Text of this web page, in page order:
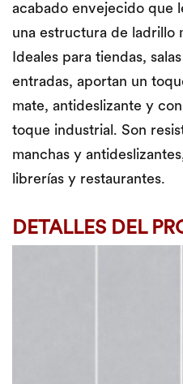
acabado envejecido que
una estructura de ladrillo
Ideales para tiendas,
entradas, aportan un
mate, antideslizante y
toque industrial. Son
manchas y
librerías y restaurantes.
DETALLES DEL